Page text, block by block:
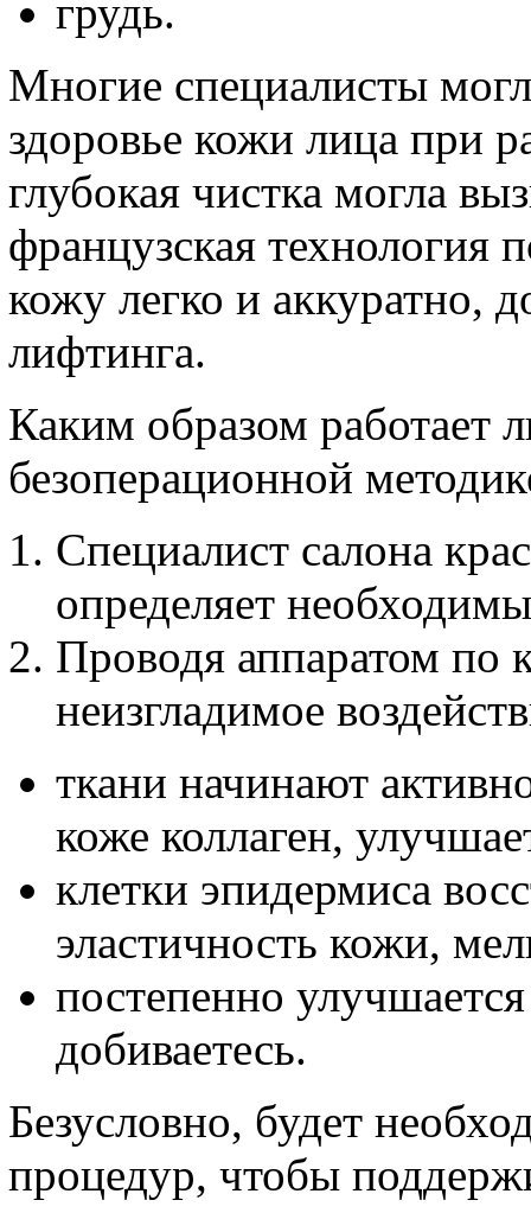
грудь.
Многие специалисты
здоровье кожи лица при
глубокая чистка могла
французская технология
кожу легко и аккуратно,
лифтинга.
Каким образом работает
безоперационной
Специалист салона
определяет
Проводя аппаратом по
неизгладимое
ткани начинают
коже коллаген,
клетки эпидермиса
эластичность кожи,
постепенно
добиваетесь.
Безусловно, будет
процедур, чтобы